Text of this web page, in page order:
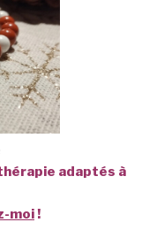
adaptés à
moi!